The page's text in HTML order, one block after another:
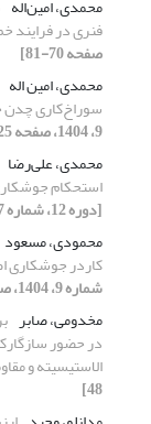
محمدی، امین‌اله
فنری در فرایند
صفحه 70-81]
محمدی، امین اله
سوراخ‌کاری
9، 1404، صفحه 25-33]
محمدی، علی‌رضا
استحکام
[دوره 12، شماره 7، 1404، صفحه 18-30]
محمودی، مسعود
کاردر جوشکاری
شماره 9، 1404، صفحه 34-41]
مخدومی، صابر
الاستیسیته و
48]